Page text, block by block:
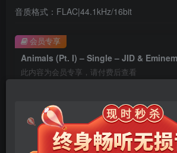
音质格式：FLAC|44.1kHz/16bit
Animals (Pt. I) – Single – JID & Eminem
此内容为会员专享，请付费后查看
9.9 99
年卡会员 免费
立即购买
会员专享